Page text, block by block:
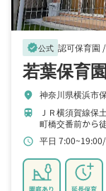
verified公式 認可保育園 /
若葉保育園
location_on 神奈川県横浜市
train ＪＲ横須賀線保
町橋交番前から
schedule 平日 7:00~19:00
園庭あり 延長保育